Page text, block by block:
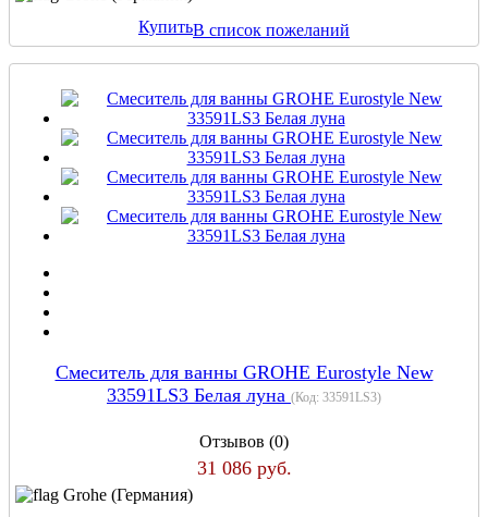
КупитьВ список пожеланий
Смеситель для ванны GROHE Eurostyle New
33591LS3 Белая луна (Код: 33591LS3)
Отзывов (0)
31 086 руб.
Grohe (Германия)